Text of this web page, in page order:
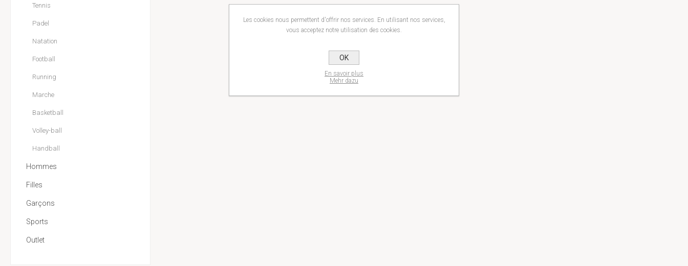
Tennis
Padel
Natation
Football
Running
Marche
Basketball
Volley-ball
Handball
Hommes
Filles
Garçons
Sports
Outlet
Les cookies nous permettent d'offrir nos services. En utilisant nos services,
vous acceptez notre utilisation des cookies.
OK
En savoir plus
Mehr dazu